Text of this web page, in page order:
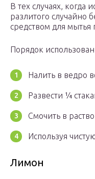
В тех случаях, когда
разлитого случайно
средством для мытья
Порядок
Налить в ведро
Развести ¼
Смочить в
Используя
Лимон